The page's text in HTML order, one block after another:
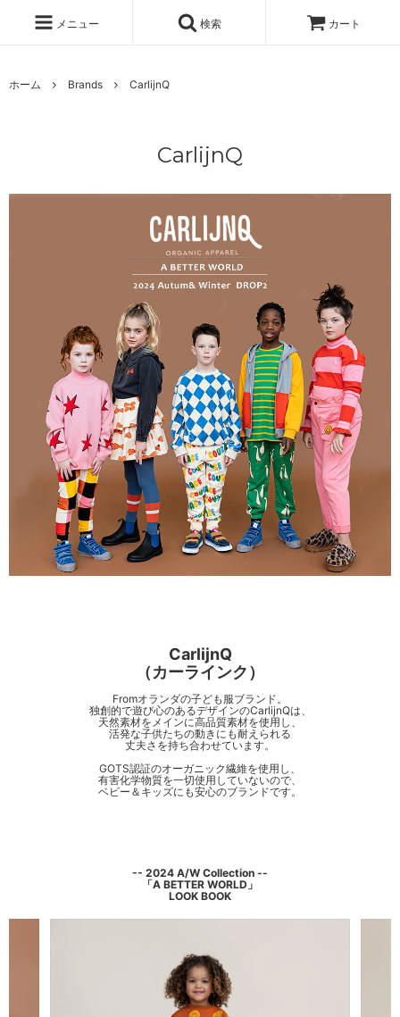
メニュー 検索 カート
ホーム Brands CarlijnQ
CarlijnQ
CarlijnQ
（カーラインク）
Fromオランダの子ども服ブランド。
独創的で遊び心のあるデザインのCarlijnQは、
天然素材をメインに高品質素材を使用し、
活発な子供たちの動きにも耐えられる
丈夫さを持ち合わせています。
GOTS認証のオーガニック繊維を使用し、
有害化学物質を一切使用していないので、
ベビー＆キッズにも安心のブランドです。
-- 2024 A/W Collection --
「A BETTER WORLD」
LOOK BOOK